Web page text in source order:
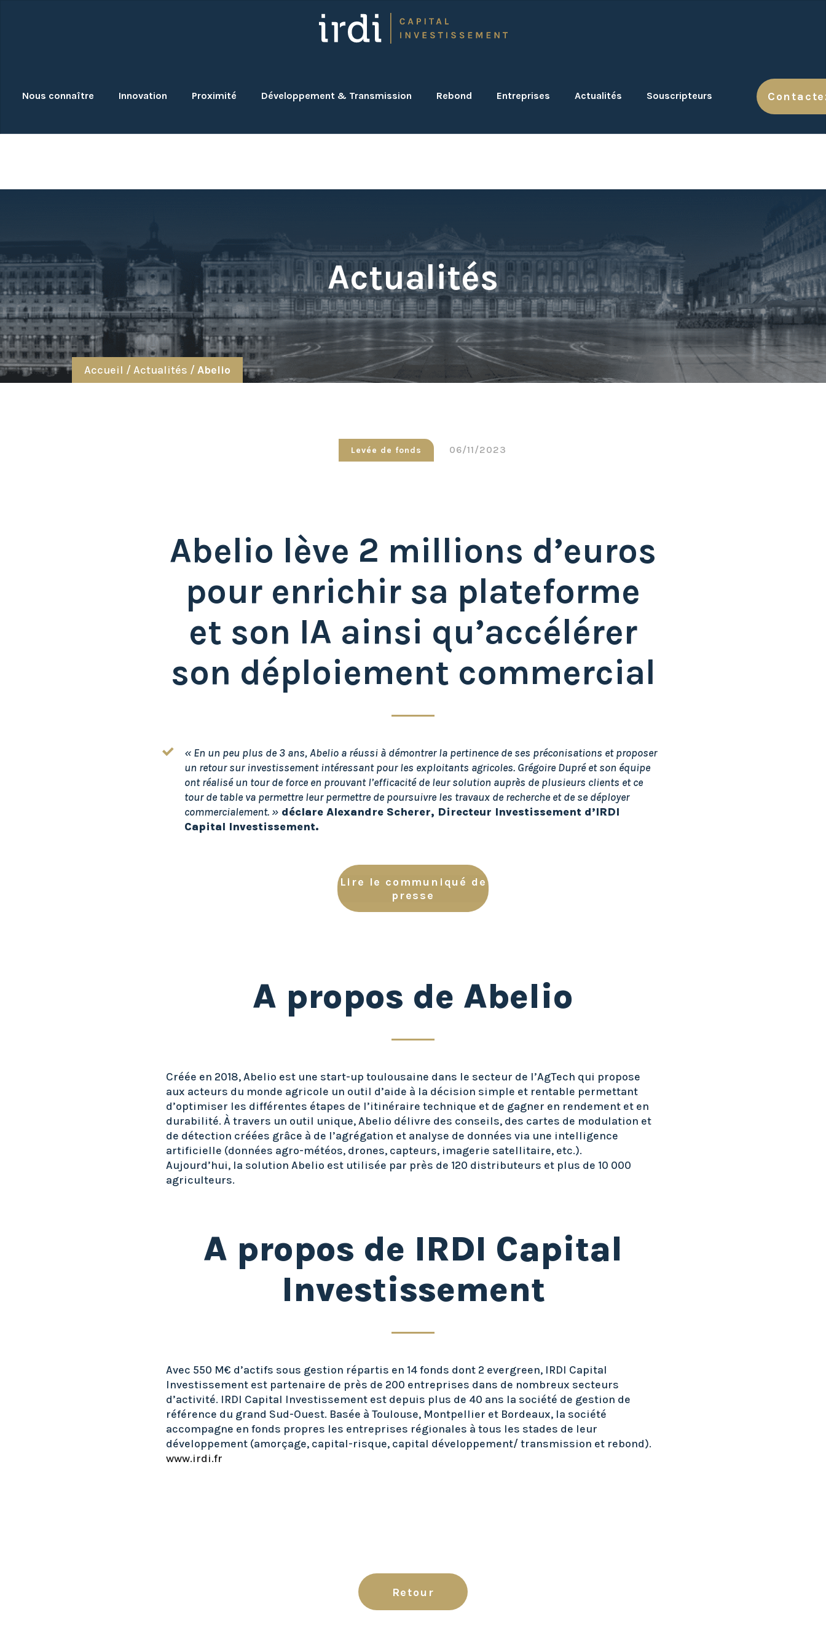
Nous connaître Innovation Proximité Développement & Transmission Rebond Entreprises Actualités Souscripteurs
Levée de fonds 06/11/2023
Actualités
Accueil / Actualités / Abelio
Abelio lève 2 millions d’euros
pour enrichir sa plateforme
et son IA ainsi qu’accélérer
son déploiement commercial
« En un peu plus de 3 ans, Abelio a réussi à démontrer la pertinence de ses préconisations et proposer
un retour sur investissement intéressant pour les exploitants agricoles. Grégoire Dupré et son équipe
ont réalisé un tour de force en prouvant l’efficacité de leur solution auprès de plusieurs clients et ce
tour de table va permettre leur permettre de poursuivre les travaux de recherche et de se déployer
commercialement. »déclare Alexandre Scherer, Directeur Investissement d’IRDI
Capital Investissement.
Lire le communiqué de
presse
A propos de Abelio
Créée en 2018, Abelio est une start-up toulousaine dans le secteur de l’AgTech qui propose
aux acteurs du monde agricole un outil d’aide à la décision simple et rentable permettant
d’optimiser les différentes étapes de l’itinéraire technique et de gagner en rendement et en
durabilité. À travers un outil unique, Abelio délivre des conseils, des cartes de modulation et
de détection créées grâce à de l’agrégation et analyse de données via une intelligence
artificielle (données agro-météos, drones, capteurs, imagerie satellitaire, etc.).
Aujourd’hui, la solution Abelio est utilisée par près de 120 distributeurs et plus de 10 000
agriculteurs.
A propos de IRDI Capital
Investissement
Avec 550 M€ d’actifs sous gestion répartis en 14 fonds dont 2 evergreen, IRDI Capital
Investissement est partenaire de près de 200 entreprises dans de nombreux secteurs
d’activité. IRDI Capital Investissement est depuis plus de 40 ans la société de gestion de
référence du grand Sud-Ouest. Basée à Toulouse, Montpellier et Bordeaux, la société
accompagne en fonds propres les entreprises régionales à tous les stades de leur
développement (amorçage, capital-risque, capital développement/ transmission et rebond).
www.irdi.fr
Retour